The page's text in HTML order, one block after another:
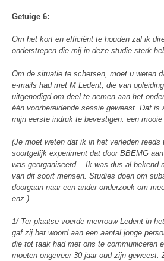
Getuige 6:
Om het kort en efficiënt te houden zal ik
onderstrepen die mij in deze studie sterk
Om de situatie te schetsen, moet u weten
e-mails had met M Ledent, die van
uitgenodigd om deel te nemen aan het
één voorbereidende sessie geweest. Dat is
mijn eerste indruk te bevestigen: een mooie
(Je moet weten dat ik in het verleden reeds
soortgelijk experiment dat door BBEMG
was georganiseerd... Ik was dus al bekend
van dit soort mensen. Studies doen om
doorgaan naar een ander onderzoek om
enz.)
1/ Ter plaatse voerde mevrouw Ledent in
gaf zij het woord aan een aantal jonge
die tot taak had met ons te communiceren
moeten ongeveer 30 jaar oud zijn geweest.